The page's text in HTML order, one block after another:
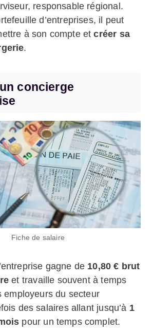
responsable régional.
d’entreprises, il peut
à son compte etcréer sa
.
concierge
Fiche de salaire
gagne de 10,80 € brut
et travaille souvent à temps
employeurs du secteur
des salaires allant jusqu’à 1
pour un temps complet.